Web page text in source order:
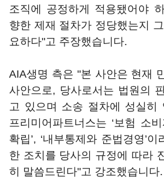
조직에 공정하게 적용됐어야
향한 제재 절차가 정당했는지
요하다"고 주장했습니다.
AIA생명 측은 "본 사안은 현재
사안으로, 당사로서는 법원의
고 있으며 소송 절차에 성실히
프리미어파트너스는 ‘보험 소
확립’, ‘내부통제와 준법경영’
한 조치를 당사의 규정에 따라
히 말씀드린다"고 강조했습니다.